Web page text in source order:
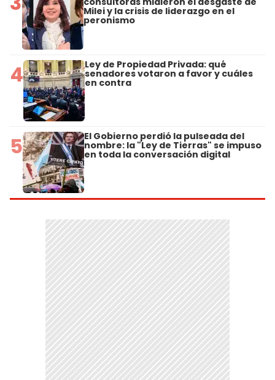
Milei y la crisis de liderazgo en el
peronismo
4 Ley de Propiedad Privada: qué
senadores votaron a favor y cuáles
en contra
5 El Gobierno perdió la pulseada del
nombre: la "Ley de Tierras" se impuso
en toda la conversación digital